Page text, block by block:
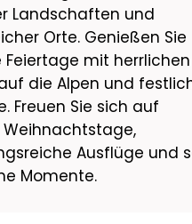
Landschaften und
Orte. Genießen Sie
mit herrlichen
die Alpen und
Freuen Sie sich auf
Ausflüge und
Momente.